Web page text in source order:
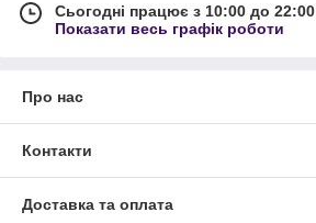
Сьогодні працює з 10:00 до 22:00
Показати весь графік роботи
Про нас
Контакти
Доставка та оплата